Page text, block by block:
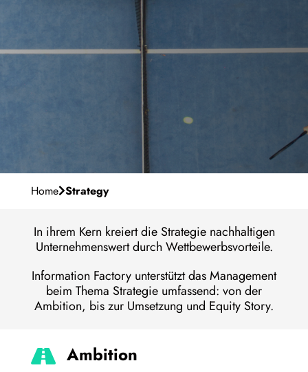
Management-Team
Meilensteine
Warum IF
Persönliche Entwicklung
Home Strategy
In ihrem Kern kreiert die Strategie nachhaltigen
Unternehmenswert durch Wettbewerbsvorteile.
Information Factory unterstützt das Management
beim Thema Strategie umfassend: von der
Ambition, bis zur Umsetzung und Equity Story.
Ambition